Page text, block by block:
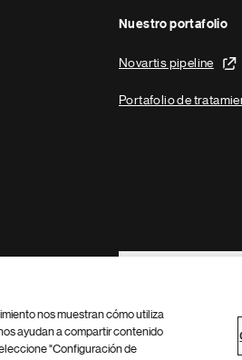
Nuestro portafolio
Novartis pipeline
Portafolio de
Footer Site Search
nos muestran cómo utiliza
ayudan a compartir contenido
"Configuración de